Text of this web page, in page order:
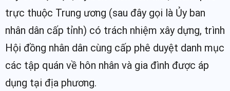
trực thuộc Trung ương (sau đây gọi là Ủy ban
nhân dân cấp tỉnh) có trách nhiệm xây dựng, trình
Hội đồng nhân dân cùng cấp phê duyệt danh mục
các tập quán về hôn nhân và gia đình được áp
dụng tại địa phương.